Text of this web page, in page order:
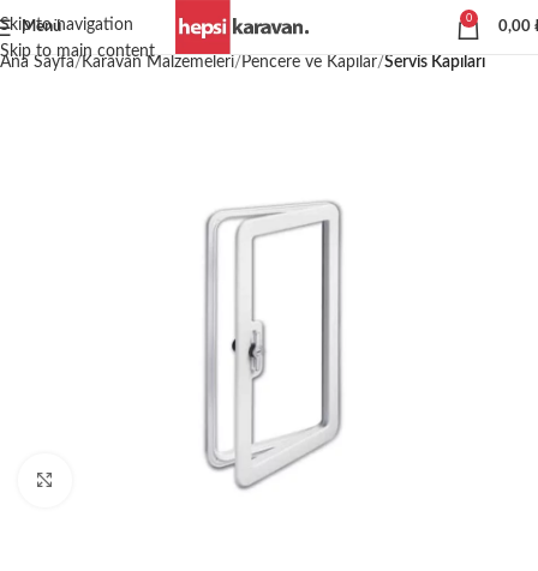
Skip to navigation
Skip to main content
Menü
0
0,00
Ana Sayfa Karavan Malzemeleri Pencere ve Kapılar Servis Kapıları